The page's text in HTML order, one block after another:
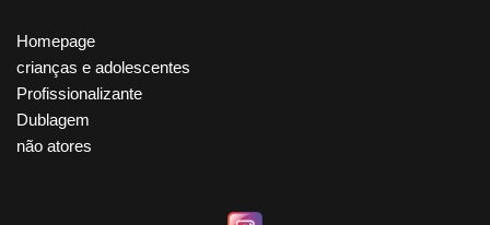
Homepage
crianças e adolescentes
Profissionalizante
Dublagem
não atores